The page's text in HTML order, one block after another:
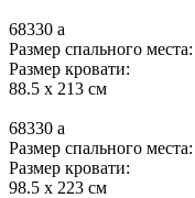
68330 a
Размер спального
Размер кровати:
88.5 x 213 см
68330 a
Размер спального
Размер кровати:
98.5 x 223 см